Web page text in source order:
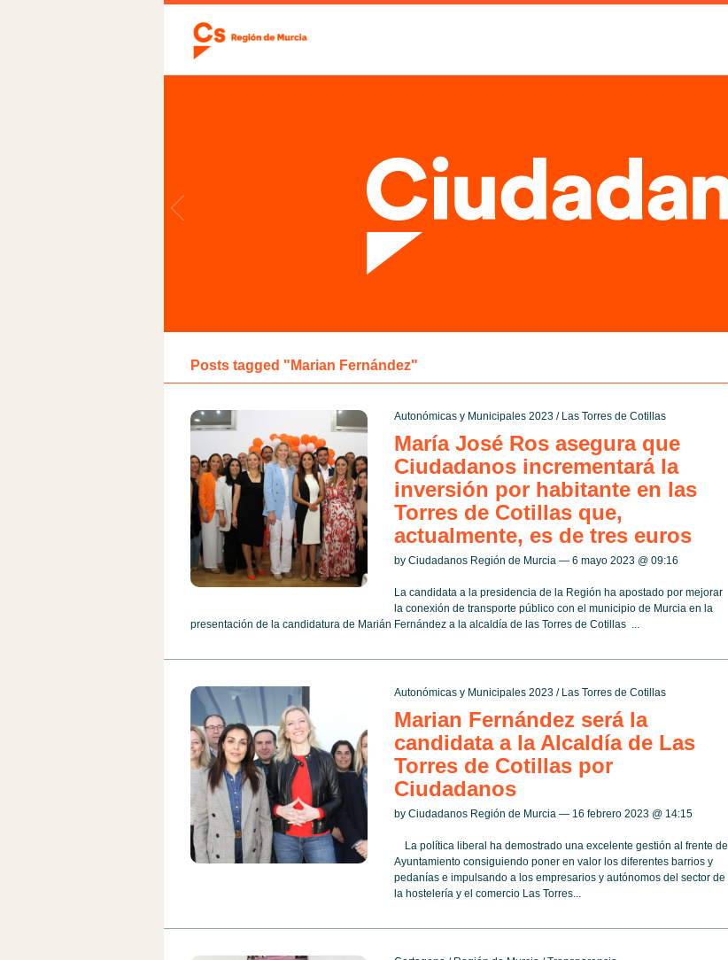
Posts tagged "Marian Fernández"
Autonómicas y Municipales 2023/ Las Torres de Cotillas
María José Ros asegura que
Ciudadanos incrementará la
inversión por habitante en las
Torres de Cotillas que,
actualmente, es de tres euros
by Ciudadanos Región de Murcia — 6 mayo 2023 @ 09:16
La candidata a la presidencia de la Región ha apostado por mejorar
la conexión de transporte público con el municipio de Murcia en la
presentación de la candidatura de Marián Fernández a la alcaldía de las Torres de Cotillas ...
Autonómicas y Municipales 2023/ Las Torres de Cotillas
Marian Fernández será la
candidata a la Alcaldía de Las
Torres de Cotillas por
Ciudadanos
by Ciudadanos Región de Murcia — 16 febrero 2023 @ 14:15
La política liberal ha demostrado una excelente gestión al frente del
Ayuntamiento consiguiendo poner en valor los diferentes barrios y
pedanías e impulsando a los empresarios y autónomos del sector de
la hostelería y el comercio Las Torres...